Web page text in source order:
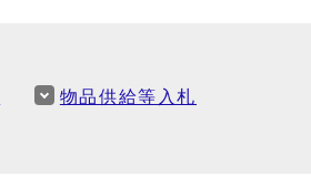
物品供給等入札